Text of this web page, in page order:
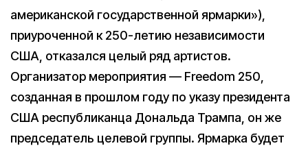
американской государственной ярмарки»),
приуроченной к 250-летию независимости
США, отказался целый ряд артистов.
Организатор мероприятия — Freedom 250,
созданная в прошлом году по указу президента
США республиканца Дональда Трампа, он же
председатель целевой группы. Ярмарка будет